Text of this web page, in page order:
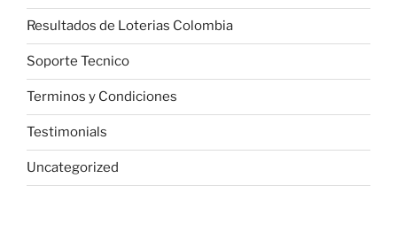
Resultados de Loterias Colombia
Soporte Tecnico
Terminos y Condiciones
Testimonials
Uncategorized